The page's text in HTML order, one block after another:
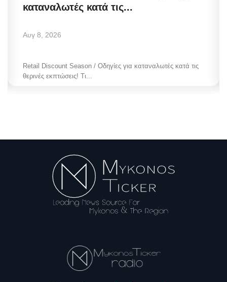
καταναλωτές κατά τις...
Αυγ 8, 2026
Retail Discount Season / Οδηγίες για καταναλωτές κατά τις
θερινές εκπτώσεις! Τι...